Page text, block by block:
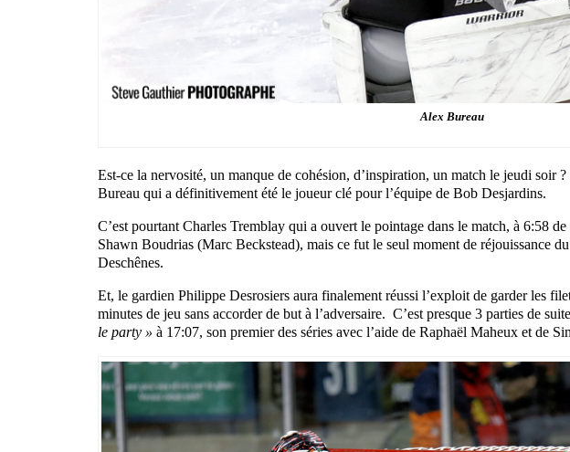
Alex Bureau
Est-ce la nervosité, un manque de cohésion, d’inspiration, un match le jeudi
Bureau qui a définitivement été le joueur clé pour l’équipe de Bob Desjardins.
C’est pourtant Charles Tremblay qui a ouvert le pointage dans le match, à 6:58
Shawn Boudrias (Marc Beckstead), mais ce fut le seul moment de réjouissance
Deschênes.
Et, le gardien Philippe Desrosiers aura finalement réussi l’exploit de garder les
minutes de jeu sans accorder de but à l’adversaire. C’est presque 3 parties de
le party » à 17:07, son premier des séries avec l’aide de Raphaël Maheux et de